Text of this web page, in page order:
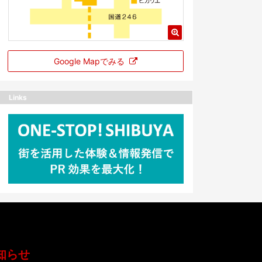
Google Mapでみる
Links
らせ